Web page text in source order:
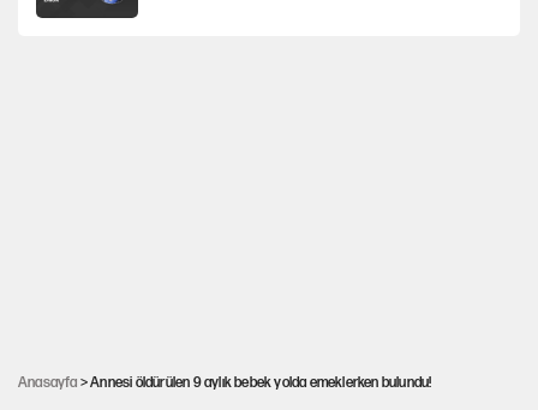
Anasayfa > Annesi öldürülen 9 aylık bebek yolda emeklerken bulundu!